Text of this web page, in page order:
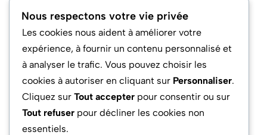
Quel a été le premier produit lancé par
Apple ?
L’Apple I, assemblé dans le garage familial de
Jobs, fut le premier ordinateur commercialisé
par la marque dès 1976, vendu sous forme de
Nous respectons votre vie privée
Les cookies nous aident à améliorer votre
expérience, à fournir un contenu personnalisé et
à analyser le trafic. Vous pouvez choisir les
cookies à autoriser en cliquant sur Personnaliser.
Cliquez sur Tout accepter pour consentir ou sur
Tout refuser pour décliner les cookies non
essentiels.